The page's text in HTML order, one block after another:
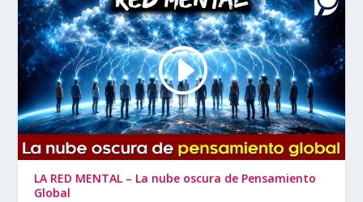
LA RED MENTAL – La nube oscura de Pensamiento
Global